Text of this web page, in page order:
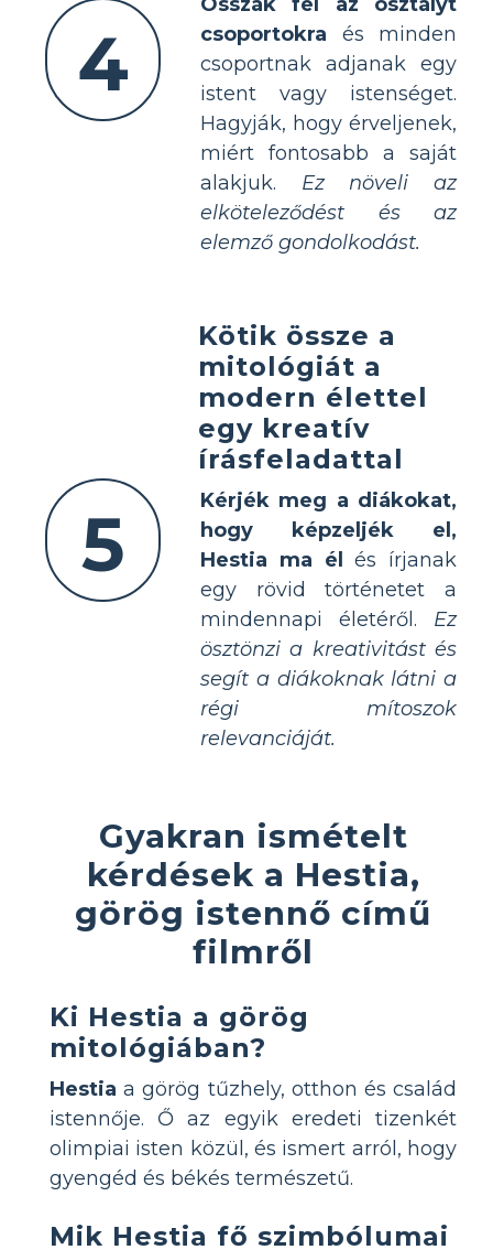
4
csoportokra és minden
csoportnak adjanak egy
istent vagy istenséget.
Hagyják, hogy érveljenek,
miért fontosabb a saját
alakjuk. Ez növeli az
elköteleződést és az
elemző gondolkodást.
5
Kötik össze a
mitológiát a
modern élettel
egy kreatív
írásfeladattal
Kérjék meg a diákokat,
hogy képzeljék el,
Hestia ma él
és írjanak
egy rövid történetet a
mindennapi életéről. Ez
ösztönzi a kreativitást és
segít a diákoknak látni a
régi mítoszok
relevanciáját.
Gyakran ismételt
kérdések a Hestia,
görög istennő című
filmről
Ki Hestia a görög
mitológiában?
Hestia a görög tűzhely, otthon és család
istennője. Ő az egyik eredeti tizenkét
olimpiai isten közül, és ismert arról, hogy
gyengéd és békés természetű.
Mik Hestia fő szimbólumai